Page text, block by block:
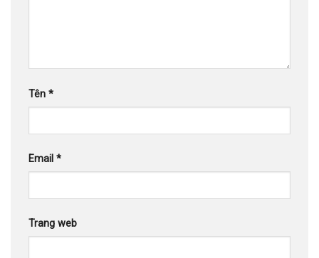
Tên *
Email *
Trang web